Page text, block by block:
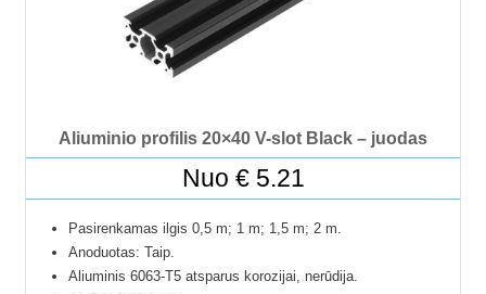
Kad matytumėte kainą pasirinkite ilgį.
Aliuminio profilis 20×40 V-slot Black – juodas
Nuo €5.21
Pasirenkamas ilgis 0,5 m; 1 m; 1,5 m; 2 m.
Anoduotas: Taip.
Aliuminis 6063-T5 atsparus korozijai, nerūdija.